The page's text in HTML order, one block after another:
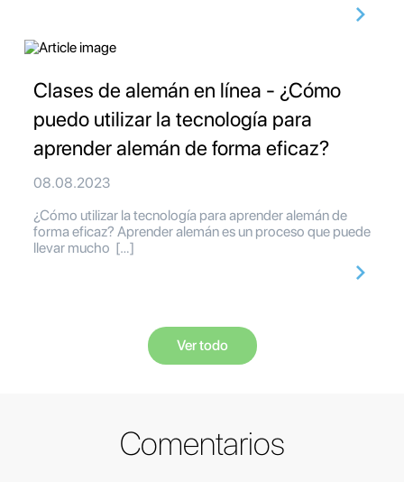
Clases de alemán en línea - ¿Cómo
puedo utilizar la tecnología para
aprender alemán de forma eficaz?
08.08.2023
¿Cómo utilizar la tecnología para aprender alemán de
forma eficaz? Aprender alemán es un proceso que puede
llevar mucho […]
Ver todo
Comentarios